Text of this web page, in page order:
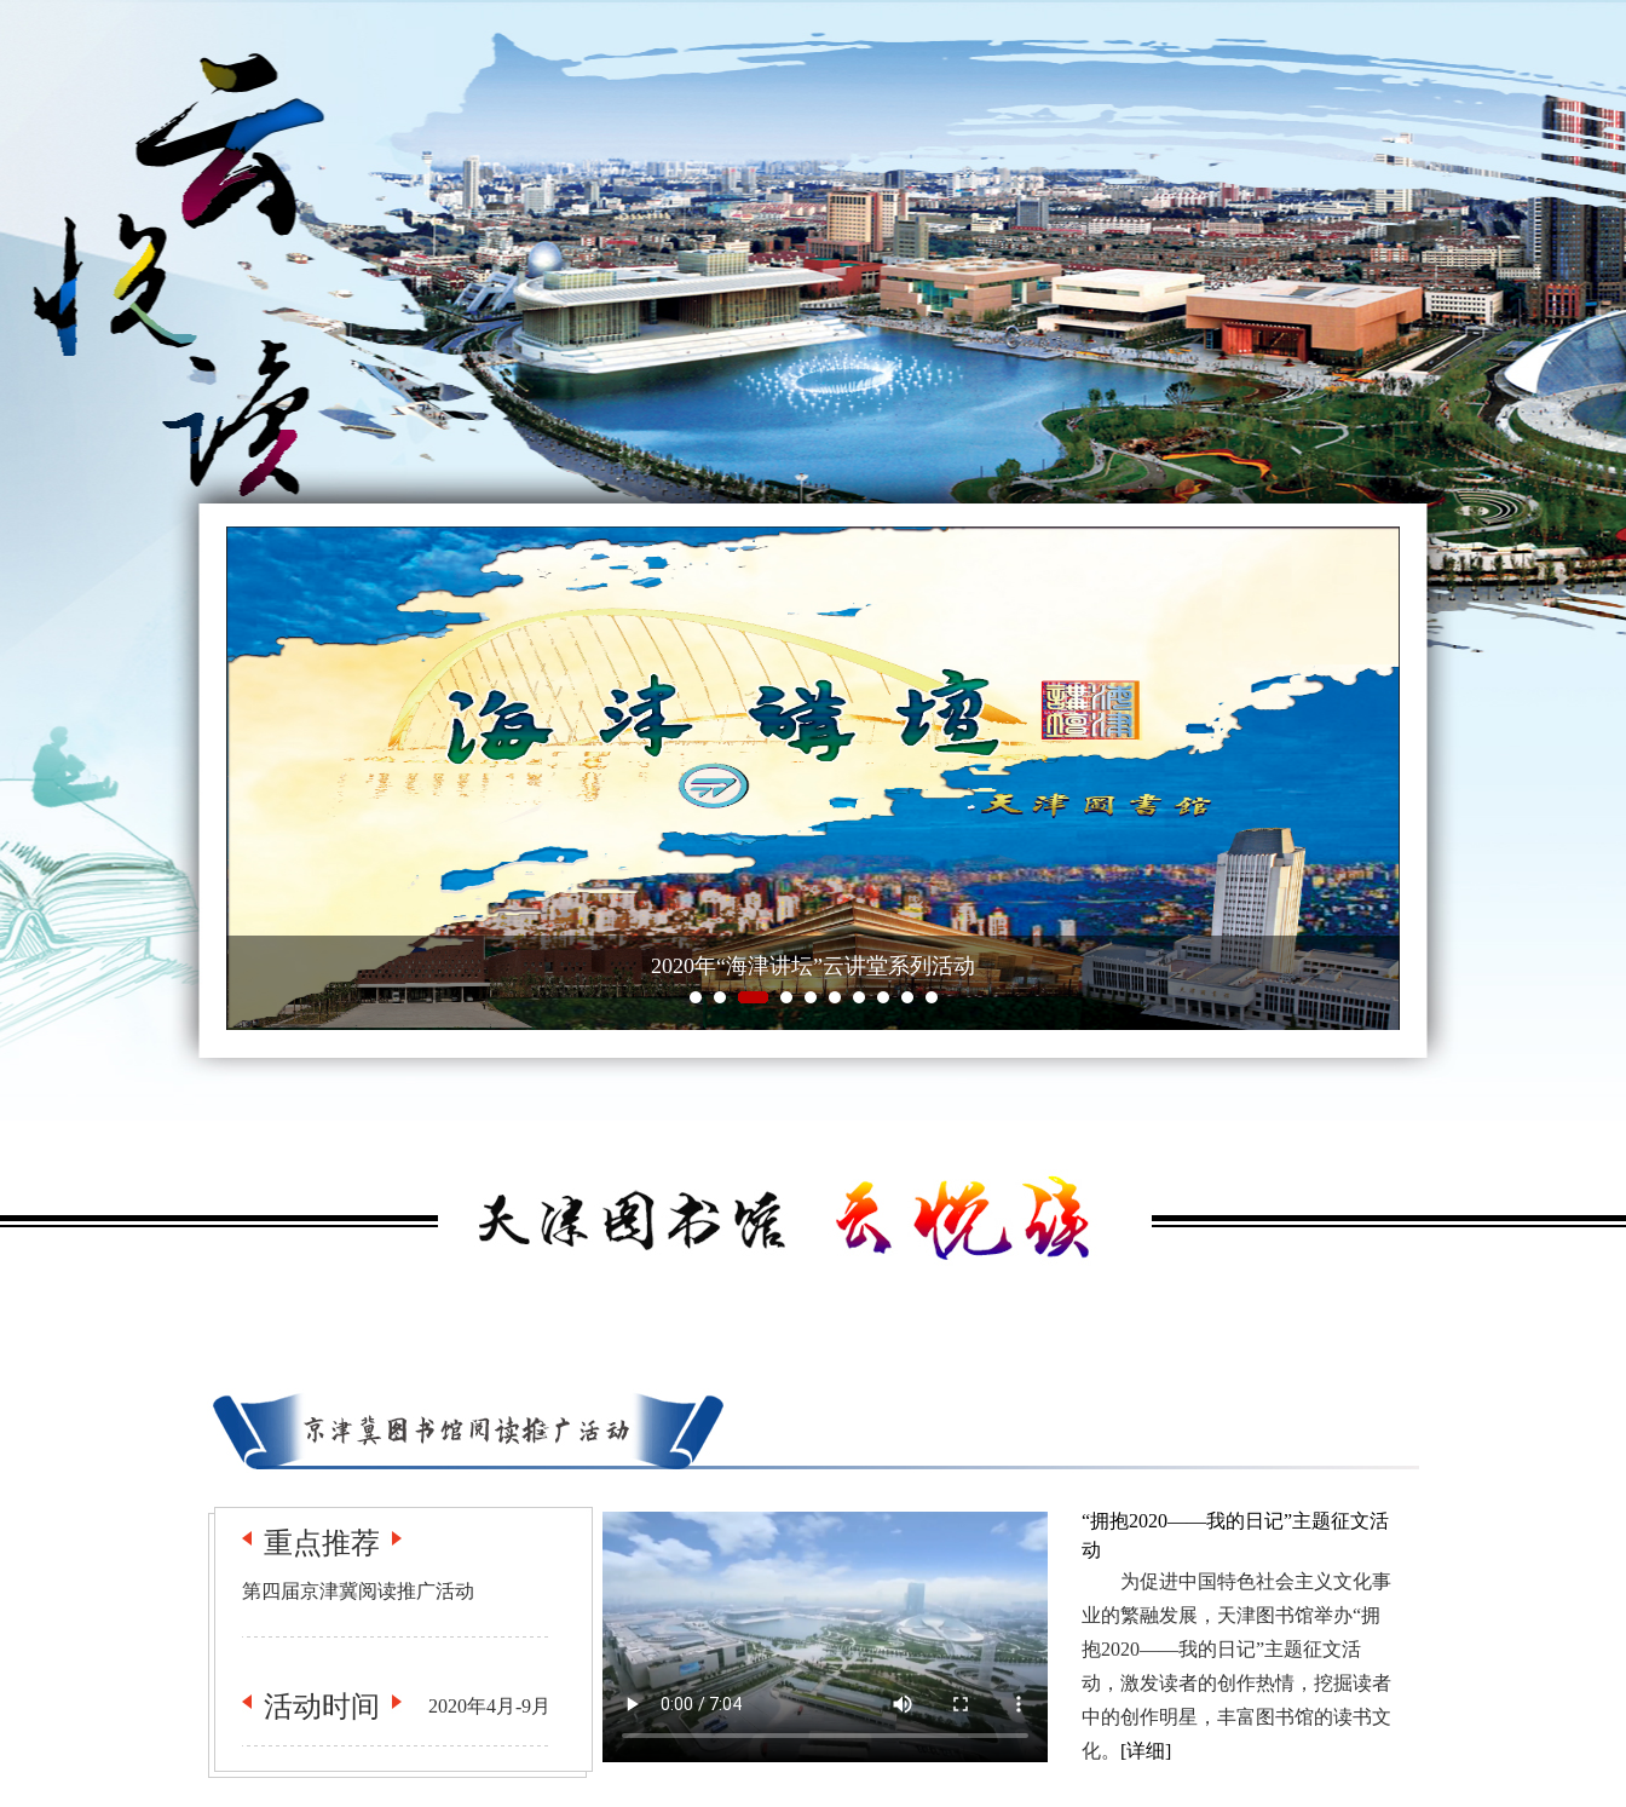
2020年“海津讲坛”云讲堂系列活动
重点推荐
第四届京津冀阅读推广活动
活动时间 2020年4月-9月
“拥抱2020——我的日记”主题征文活
动
为促进中国特色社会主义文化事
业的繁融发展，天津图书馆举办“拥
抱2020——我的日记”主题征文活
动，激发读者的创作热情，挖掘读者
中的创作明星，丰富图书馆的读书文
化。 [详细]